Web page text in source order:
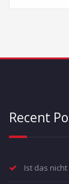
Recent
Ist das